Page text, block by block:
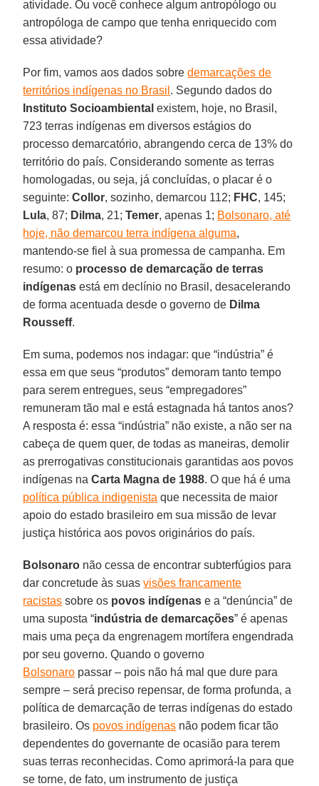
atividade. Ou você conhece algum antropólogo ou
antropóloga de campo que tenha enriquecido com
essa atividade?
Por fim, vamos aos dados sobredemarcações de
territórios indígenas no Brasil . Segundo dados do
Instituto Socioambiental existem, hoje, no Brasil,
723 terras indígenas em diversos estágios do
processo demarcatório, abrangendo cerca de 13% do
território do país. Considerando somente as terras
homologadas, ou seja, já concluídas, o placar é o
seguinte:Collor, sozinho, demarcou 112; FHC, 145;
Lula, 87; Dilma, 21;Temer, apenas 1; Bolsonaro, até
hoje, não demarcou terra indígena alguma,
mantendo-se fiel à sua promessa de campanha. Em
resumo: o processo de demarcação de terras
indígenas está em declínio no Brasil, desacelerando
de forma acentuada desde o governo de Dilma
Rousseff.
Em suma, podemos nos indagar: que “indústria” é
essa em que seus “produtos” demoram tanto tempo
para serem entregues, seus “empregadores”
remuneram tão mal e está estagnada há tantos anos?
A resposta é: essa “indústria” não existe, a não ser na
cabeça de quem quer, de todas as maneiras, demolir
as prerrogativas constitucionais garantidas aos povos
indígenas naCarta Magna de 1988. O que há é uma
política pública indigenista que necessita de maior
apoio do estado brasileiro em sua missão de levar
justiça histórica aos povos originários do país.
Bolsonaro não cessa de encontrar subterfúgios para
dar concretude às suasvisões francamente
racistas sobre os povos indígenas e a “denúncia” de
uma suposta “indústria de demarcações” é apenas
mais uma peça da engrenagem mortífera engendrada
por seu governo. Quando o governo
Bolsonaro passar – pois não há mal que dure para
sempre – será preciso repensar, de forma profunda, a
política de demarcação de terras indígenas do estado
brasileiro. Os povos indígenas não podem ficar tão
dependentes do governante de ocasião para terem
suas terras reconhecidas. Como aprimorá-la para que
se torne, de fato, um instrumento de justiça